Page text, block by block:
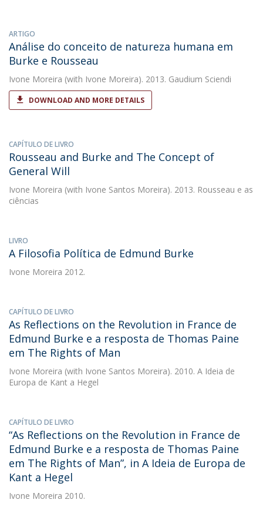
ARTIGO
Análise do conceito de natureza humana em
Burke e Rousseau
Ivone Moreira (with Ivone Moreira). 2013. Gaudium Sciendi
DOWNLOAD AND MORE DETAILS
CAPÍTULO DE LIVRO
Rousseau and Burke and The Concept of
General Will
Ivone Moreira (with Ivone Santos Moreira). 2013. Rousseau e as
ciências
LIVRO
A Filosofia Política de Edmund Burke
Ivone Moreira 2012.
CAPÍTULO DE LIVRO
As Reflections on the Revolution in France de
Edmund Burke e a resposta de Thomas Paine
em The Rights of Man
Ivone Moreira (with Ivone Santos Moreira). 2010. A Ideia de
Europa de Kant a Hegel
CAPÍTULO DE LIVRO
“As Reflections on the Revolution in France de
Edmund Burke e a resposta de Thomas Paine
em The Rights of Man”, in A Ideia de Europa de
Kant a Hegel
Ivone Moreira 2010.